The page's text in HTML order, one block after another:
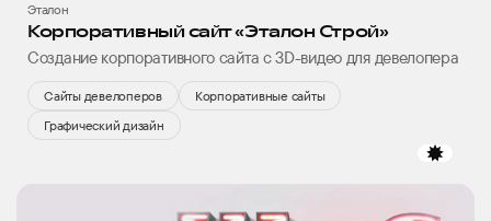
Эталон
Корпоративный сайт «Эталон Строй»
Создание корпоративного сайта с 3D-видео для девелопера
Сайты девелоперов
Корпоративные сайты
Графический дизайн